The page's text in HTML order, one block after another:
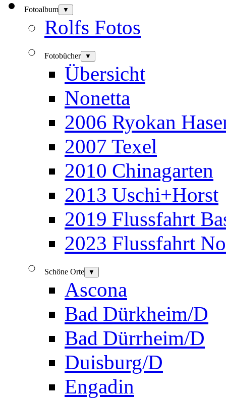
Fotoalbum ▼
Rolfs Fotos
Fotobücher ▼
Übersicht
Nonetta
2006 Ryokan
2007 Texel
2010 Chinagarten
2013 Uschi+Horst
2019 Flussfahrt
2023 Flussfahrt
Schöne Orte ▼
Ascona
Bad Dürkheim/D
Bad Dürrheim/D
Duisburg/D
Engadin